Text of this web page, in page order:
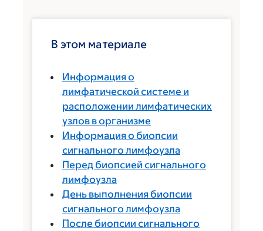
В этом материале
Информация о
лимфатической системе и
расположении лимфатических
узлов в организме
Информация о биопсии
сигнального лимфоузла
Перед биопсией сигнального
лимфоузла
День выполнения биопсии
сигнального лимфоузла
После биопсии сигнального